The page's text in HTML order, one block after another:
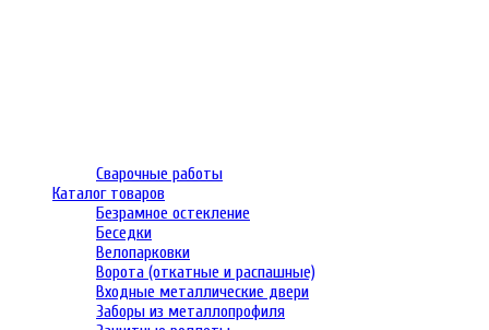
Сварочные работы
Каталог товаров
Безрамное остекление
Беседки
Велопарковки
Ворота (откатные и распашные)
Входные металлические двери
Заборы из металлопрофиля